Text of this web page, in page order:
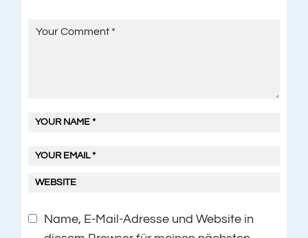
Name, E-Mail-Adresse und Website in